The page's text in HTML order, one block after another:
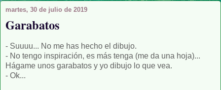
martes, 30 de julio de 2019
Garabatos
- Suuuu... No me has hecho el dibujo.
- No tengo inspiración, es más tenga (me da una hoja)...
Hágame unos garabatos y yo dibujo lo que vea.
- Ok...